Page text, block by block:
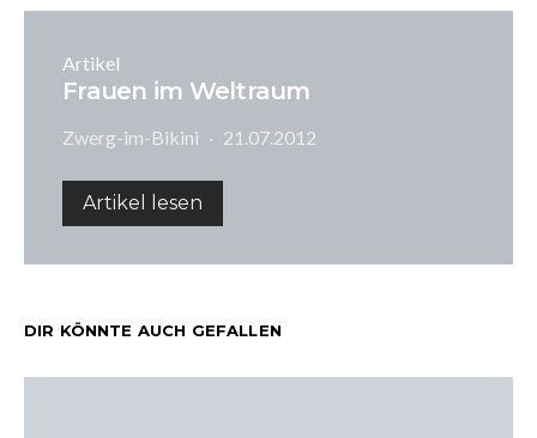
Artikel
Frauen im Weltraum
Zwerg-im-Bikini 21.07.2012
Artikel lesen
DIR KÖNNTE AUCH GEFALLEN